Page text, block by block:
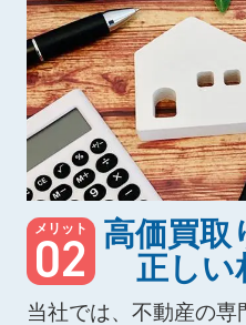
メリット
02 高価買取
正しい
当社では、不動産の専